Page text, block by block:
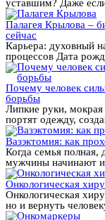
уставшим? Даже
Палагея Крылова –
сейчас
Карьера: духовный
процессов Дата
Почему человек
борьбы
Липкие руки,
портят одежду,
Вазэктомия: как
Когда семья полная,
мужчины начинают
Онкологическая
Онкологическая
но и вернуть